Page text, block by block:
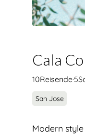
Cala
10Reisende·5
San Jose
Modern